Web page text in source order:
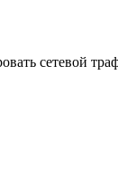
сетевой